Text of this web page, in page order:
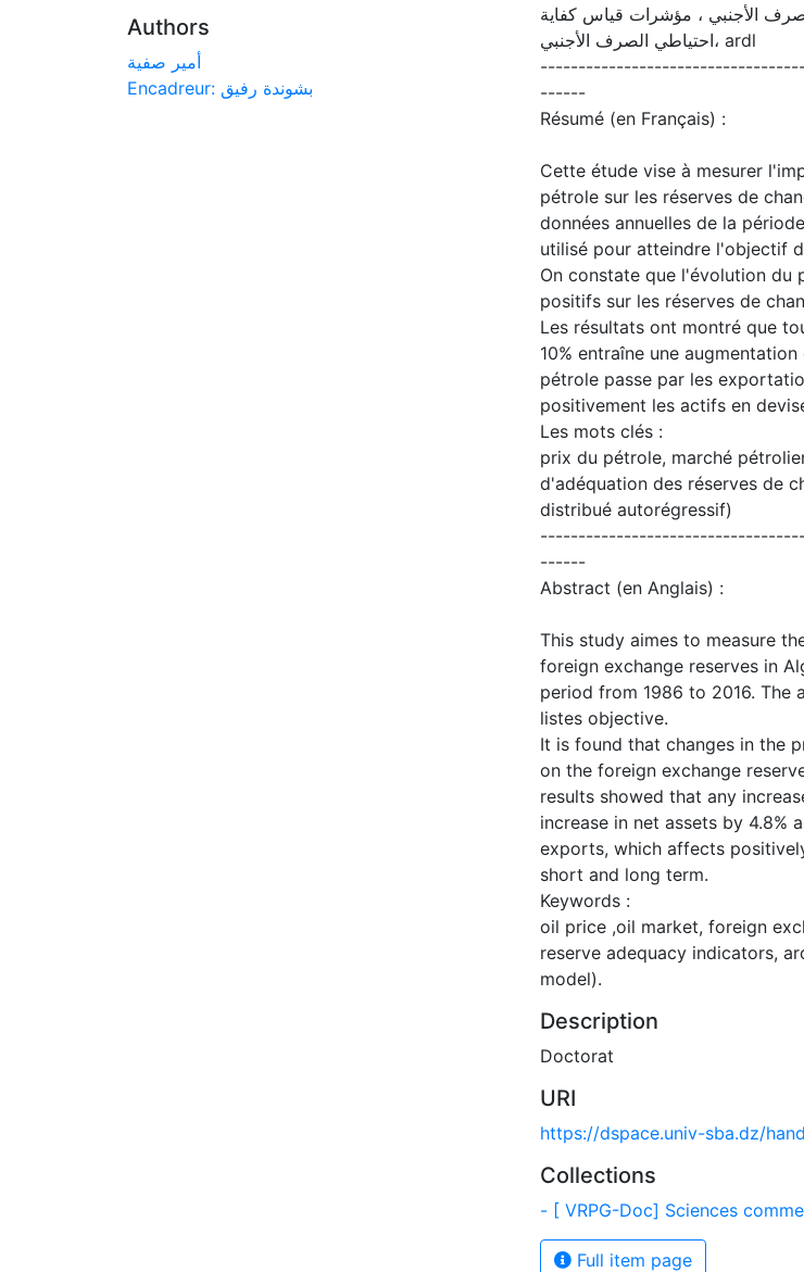
Authors
أمير صفية
Encadreur: بشوندة رفيق
الأجنبي ، مؤشرات قياس كفاية
احتياطي الصرف الأجنبي، ardl
------
Résumé (en Français) :
Cette étude vise à mesurer
pétrole sur les réserves de
données annuelles de la
utilisé pour atteindre l'objectif
On constate que l'évolution du
positifs sur les réserves de
Les résultats ont montré que
10% entraîne une
pétrole passe par les
positivement les actifs en
Les mots clés :
prix du pétrole, marché
d'adéquation des réserves de
distribué autorégressif)
------
Abstract (en Anglais) :
This study aimes to measure
foreign exchange reserves in
period from 1986 to 2016. The
listes objective.
It is found that changes in the
on the foreign exchange
results showed that any
increase in net assets by 4.8%
exports, which affects
short and long term.
Keywords :
oil price ,oil market, foreign
reserve adequacy indicators,
model).
Description
Doctorat
URI
https://dspace.univ-sba.dz/
Collections
Full item page